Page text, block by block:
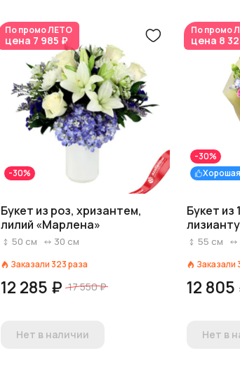
По промоЛЕТО
цена 7 985 ₽
-30%
Букет из роз, хризантем,
лилий «Марлена»
50 см 30 см
Заказали 323раза
12 285 ₽ 17 550 ₽
Нет в наличии
По промо
цена 8
-30%
Букет из
55 см
Заказали
12
Нет в